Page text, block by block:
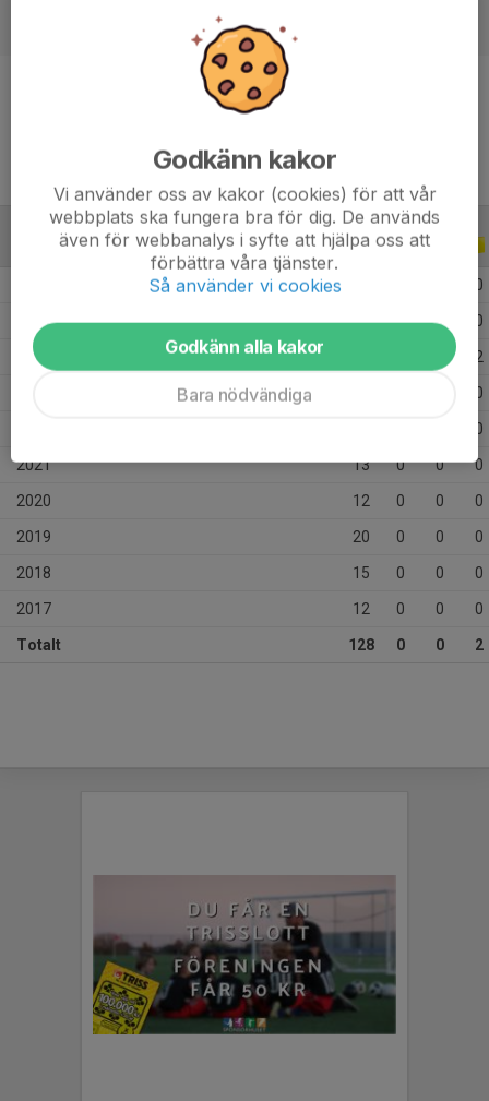
22 år
ALLA SERIER ALLA ÅR
0
2025 7 0 0 0
2024 2
0
0
2021 13 0 0 0
2020 12 0 0 0
2019 20 0 0 0
2018 15 0 0 0
2017 12 0 0 0
Totalt 128 0 0 2
Godkänn kakor
Vi använder oss av kakor (cookies) för att vår
webbplats ska fungera bra för dig. De används
även för webbanalys i syfte att hjälpa oss att
förbättra våra tjänster.
Så använder vi cookies
Godkänn alla kakor
Bara nödvändiga